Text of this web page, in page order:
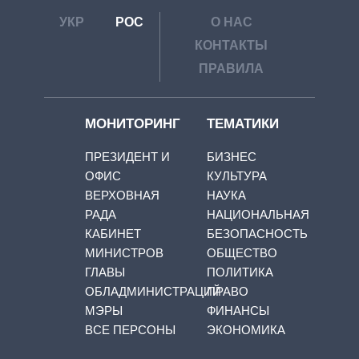
УКР РОС
О НАС
КОНТАКТЫ
ПРАВИЛА
МОНИТОРИНГ
ПРЕЗИДЕНТ И
ОФИС
ВЕРХОВНАЯ
РАДА
КАБИНЕТ
МИНИСТРОВ
ГЛАВЫ
ОБЛАДМИНИСТРАЦИЙ
МЭРЫ
ВСЕ ПЕРСОНЫ
ТЕМАТИКИ
БИЗНЕС
КУЛЬТУРА
НАУКА
НАЦИОНАЛЬНАЯ
БЕЗОПАСНОСТЬ
ОБЩЕСТВО
ПОЛИТИКА
ПРАВО
ФИНАНСЫ
ЭКОНОМИКА